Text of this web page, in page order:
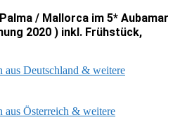
/ Mallorca im 5* Aubamar
2020 ) inkl. Frühstück,
aus Deutschland & weitere
aus Österreich & weitere